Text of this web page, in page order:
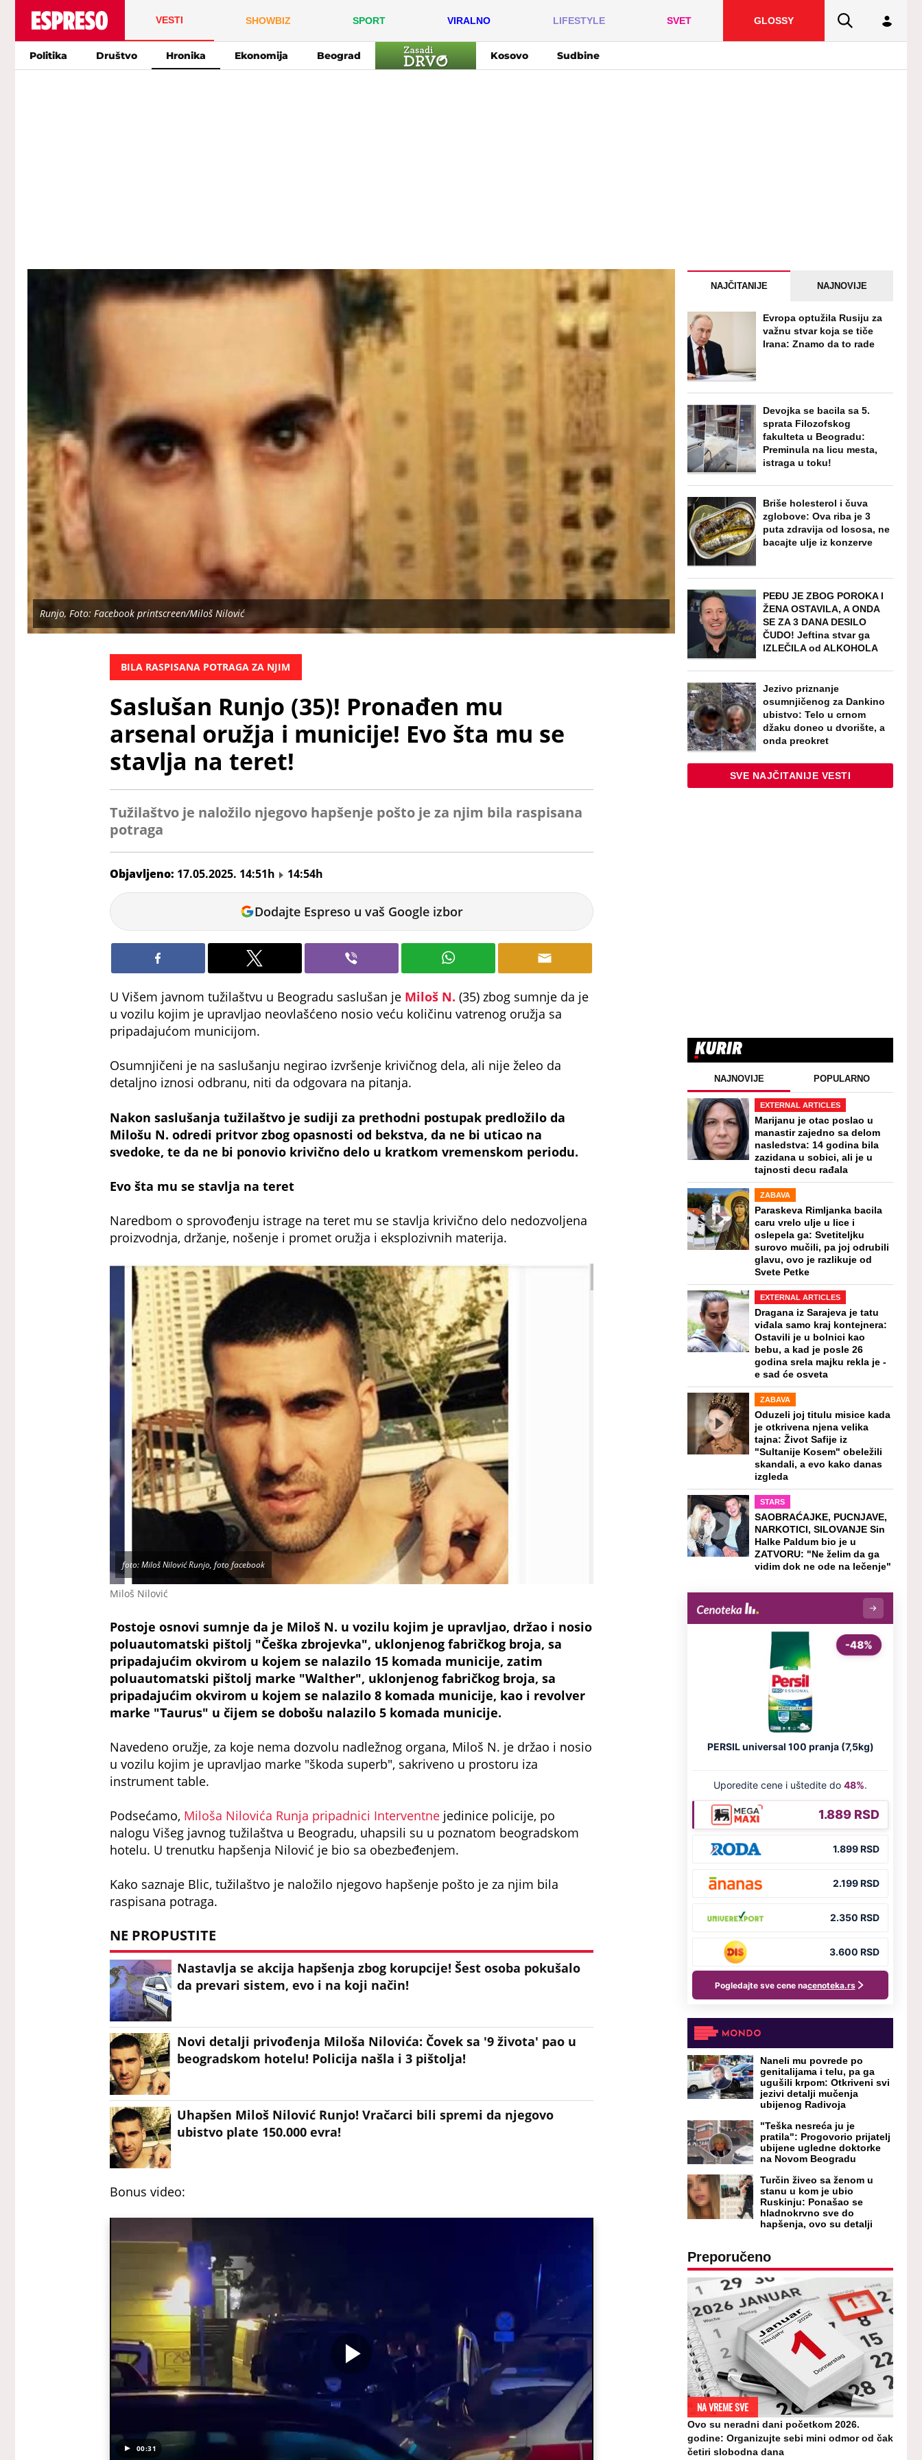
VESTI SHOWBIZ SPORT VIRALNO LIFESTYLE SVET GLOSSY
Politika Društvo Hronika Ekonomija Beograd Kosovo Sudbine
Runjo, Foto: Facebook printscreen/Miloš Nilović
BILA RASPISANA POTRAGA ZA NJIM
Saslušan Runjo (35)! Pronađen mu
arsenal oružja i municije! Evo šta mu se
stavlja na teret!
Tužilaštvo je naložilo njegovo hapšenje pošto je za njim bila raspisana
potraga
Objavljeno: 17.05.2025. 14:51h
14:54h
Marina
Letic
Dodajte Espreso u vaš Google izbor
U Višem javnom tužilaštvu u Beogradu saslušan je Miloš N. (35) zbog sumnje da je
u vozilu kojim je upravljao neovlašćeno nosio veću količinu vatrenog oružja sa
pripadajućom municijom.
Osumnjičeni je na saslušanju negirao izvršenje krivičnog dela, ali nije želeo da
detaljno iznosi odbranu, niti da odgovara na pitanja.
Nakon saslušanja tužilaštvo je sudiji za prethodni postupak predložilo da
Milošu N. odredi pritvor zbog opasnosti od bekstva, da ne bi uticao na
svedoke, te da ne bi ponovio krivično delo u kratkom vremenskom periodu.
Evo šta mu se stavlja na teret
Naredbom o sprovođenju istrage na teret mu se stavlja krivično delo nedozvoljena
proizvodnja, držanje, nošenje i promet oružja i eksplozivnih materija.
Miloš Nilović
foto: Miloš Nilović Runjo, foto facebook
Postoje osnovi sumnje da je Miloš N. u vozilu kojim je upravljao, držao i nosio
poluautomatski pištolj "Češka zbrojevka", uklonjenog fabričkog broja, sa
pripadajućim okvirom u kojem se nalazilo 15 komada municije, zatim
poluautomatski pištolj marke "Walther", uklonjenog fabričkog broja, sa
pripadajućim okvirom u kojem se nalazilo 8 komada municije, kao i revolver
marke "Taurus" u čijem se dobošu nalazilo 5 komada municije.
Navedeno oružje, za koje nema dozvolu nadležnog organa, Miloš N. je držao i nosio
u vozilu kojim je upravljao marke "škoda superb", sakriveno u prostoru iza
instrument table.
Podsećamo, Miloša Nilovića Runja pripadnici Interventne jedinice policije, po
nalogu Višeg javnog tužilaštva u Beogradu, uhapsili su u poznatom beogradskom
hotelu. U trenutku hapšenja Nilović je bio sa obezbeđenjem.
Kako saznaje Blic, tužilaštvo je naložilo njegovo hapšenje pošto je za njim bila
raspisana potraga.
NE PROPUSTITE
Nastavlja se akcija hapšenja zbog korupcije! Šest osoba pokušalo
da prevari sistem, evo i na koji način!
Novi detalji privođenja Miloša Nilovića: Čovek sa '9 života' pao u
beogradskom hotelu! Policija našla i 3 pištolja!
Uhapšen Miloš Nilović Runjo! Vračarci bili spremi da njegovo
ubistvo plate 150.000 evra!
Bonus video:
00:31
NAJČITANIJE NAJNOVIJE
Evropa optužila Rusiju za
važnu stvar koja se tiče
Irana: Znamo da to rade
Devojka se bacila sa 5.
sprata Filozofskog
fakulteta u Beogradu:
Preminula na licu mesta,
istraga u toku!
Briše holesterol i čuva
zglobove: Ova riba je 3
puta zdravija od lososa, ne
bacajte ulje iz konzerve
PEĐU JE ZBOG POROKA I
ŽENA OSTAVILA, A ONDA
SE ZA 3 DANA DESILO
ČUDO! Jeftina stvar ga
IZLEČILA od ALKOHOLA
Jezivo priznanje
osumnjičenog za Dankino
ubistvo: Telo u crnom
džaku doneo u dvorište, a
onda preokret
SVE NAJČITANIJE VESTI
NAJNOVIJE POPULARNO
EXTERNAL ARTICLES
Marijanu je otac poslao u
manastir zajedno sa delom
nasledstva: 14 godina bila
zazidana u sobici, ali je u
tajnosti decu rađala
ZABAVA
Paraskeva Rimljanka bacila
caru vrelo ulje u lice i
oslepela ga: Svetiteljku
surovo mučili, pa joj odrubili
glavu, ovo je razlikuje od
Svete Petke
EXTERNAL ARTICLES
Dragana iz Sarajeva je tatu
viđala samo kraj kontejnera:
Ostavili je u bolnici kao
bebu, a kad je posle 26
godina srela majku rekla je -
e sad će osveta
ZABAVA
Oduzeli joj titulu misice kada
je otkrivena njena velika
tajna: Život Safije iz
"Sultanije Kosem" obeležili
skandali, a evo kako danas
izgleda
STARS
SAOBRAĆAJKE, PUCNJAVE,
NARKOTICI, SILOVANJE Sin
Halke Paldum bio je u
ZATVORU: "Ne želim da ga
vidim dok ne ode na lečenje"
Naneli mu povrede po
genitalijama i telu, pa ga
ugušili krpom: Otkriveni svi
jezivi detalji mučenja
ubijenog Radivoja
"Teška nesreća ju je
pratila": Progovorio prijatelj
ubijene ugledne doktorke
na Novom Beogradu
Turčin živeo sa ženom u
stanu u kom je ubio
Ruskinju: Ponašao se
hladnokrvno sve do
hapšenja, ovo su detalji
Preporučeno
NA VREME SVE
Ovo su neradni dani početkom 2026.
godine: Organizujte sebi mini odmor od čak
četiri slobodna dana